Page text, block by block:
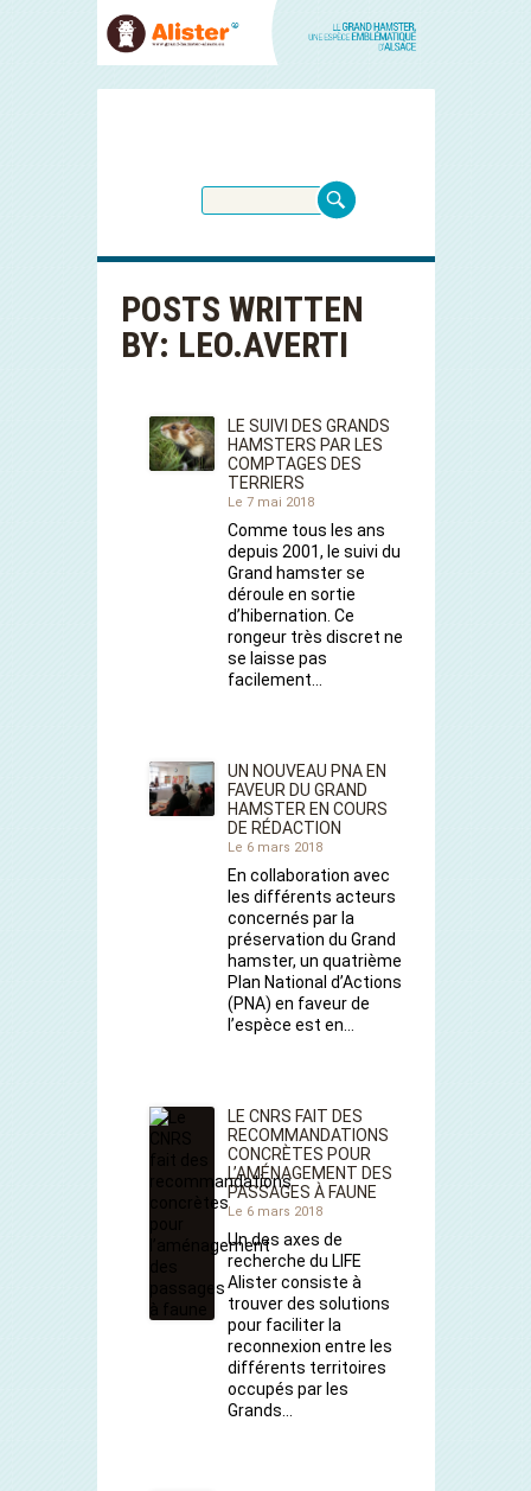
POSTS WRITTEN
BY: LEO.AVERTI
LE SUIVI DES GRANDS
HAMSTERS PAR LES
COMPTAGES DES
TERRIERS
Le 7 mai 2018
Comme tous les ans
depuis 2001, le suivi du
Grand hamster se
déroule en sortie
d’hibernation. Ce
rongeur très discret ne
se laisse pas
facilement…
UN NOUVEAU PNA EN
FAVEUR DU GRAND
HAMSTER EN COURS
DE RÉDACTION
Le 6 mars 2018
En collaboration avec
les différents acteurs
concernés par la
préservation du Grand
hamster, un quatrième
Plan National d’Actions
(PNA) en faveur de
l’espèce est en…
LE CNRS FAIT DES
RECOMMANDATIONS
CONCRÈTES POUR
L’AMÉNAGEMENT DES
PASSAGES À FAUNE
Le 6 mars 2018
Un des axes de
recherche du LIFE
Alister consiste à
trouver des solutions
pour faciliter la
reconnexion entre les
différents territoires
occupés par les
Grands…